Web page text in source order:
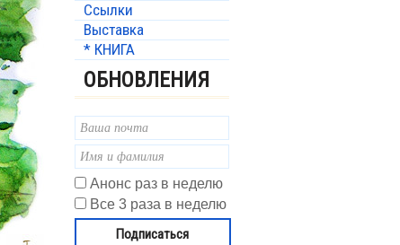
Ссылки
Выставка
* КНИГА
ОБНОВЛЕНИЯ
Анонс раз в неделю
Все 3 раза в неделю